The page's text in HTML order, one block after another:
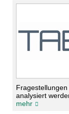
analysiert
mehr